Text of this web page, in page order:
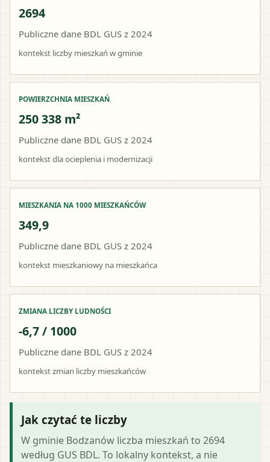
2694
Publiczne dane BDL GUS z 2024
kontekst liczby mieszkań w gminie
POWIERZCHNIA MIESZKAŃ
250 338 m²
Publiczne dane BDL GUS z 2024
kontekst dla ocieplenia i modernizacji
MIESZKANIA NA 1000 MIESZKAŃCÓW
349,9
Publiczne dane BDL GUS z 2024
kontekst mieszkaniowy na mieszkańca
ZMIANA LICZBY LUDNOŚCI
-6,7 / 1000
Publiczne dane BDL GUS z 2024
kontekst zmian liczby mieszkańców
Jak czytać te liczby
W gminie Bodzanów liczba mieszkań to 2694
według GUS BDL. To lokalny kontekst, a nie